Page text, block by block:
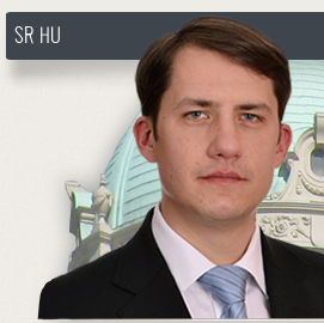
http://www.pasztorbalint.rs/sr
SR HU